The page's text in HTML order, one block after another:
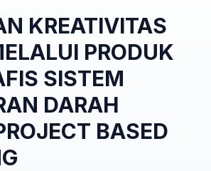
KREATIVITAS
PRODUK
SISTEM
DARAH
BASED